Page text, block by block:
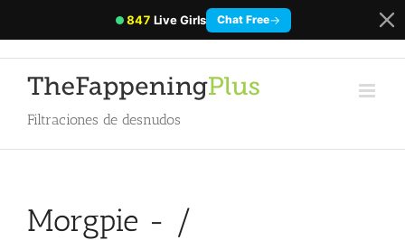
Filtraciones de desnudos
Morgpie - /
847 Live Girls Chat Free→